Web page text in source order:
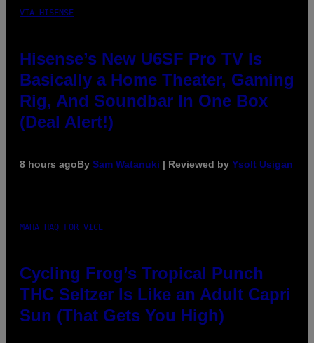
VIA HISENSE
Hisense’s New U6SF Pro TV Is
Basically a Home Theater, Gaming
Rig, And Soundbar In One Box
(Deal Alert!)
8 hours agoBy Sam Watanuki | Reviewed by Ysolt Usigan
MAHA HAQ FOR VICE
Cycling Frog’s Tropical Punch
THC Seltzer Is Like an Adult Capri
Sun (That Gets You High)